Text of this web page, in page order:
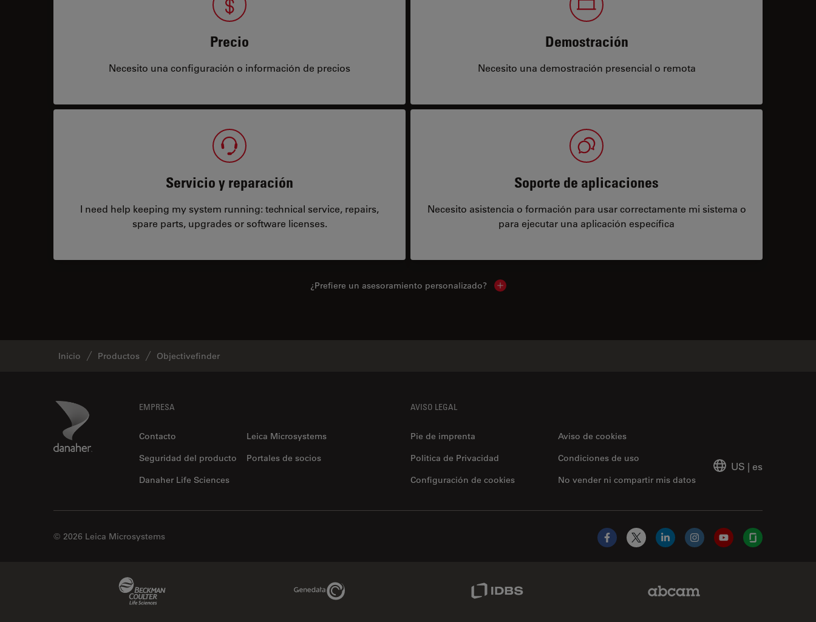
Precio
Necesito una configuración o información de precios
Demostración
Necesito una demostración presencial o remota
Servicio y reparación
I need help keeping my system running: technical service, repairs,
spare parts, upgrades or software licenses.
Soporte de aplicaciones
Necesito asistencia o formación para usar correctamente mi sistema o
para ejecutar una aplicación específica
¿Prefiere un asesoramiento personalizado? Show local contacts
Inicio Productos Objectivefinder
Danaher Logo EMPRESA
Contacto
Leica Microsystems
Seguridad del producto
Portales de socios
Danaher Life Sciences
AVISO LEGAL
Pie de imprenta
Aviso de cookies
Politica de Privacidad
No vender ni compartir mis datos
Condiciones de uso
Configuración de cookies
US | es
© 2026 Leica Microsystems
Facebook
X LinkedInInstagramYouTubeGlassdoor
Genedata Link IDBS Link